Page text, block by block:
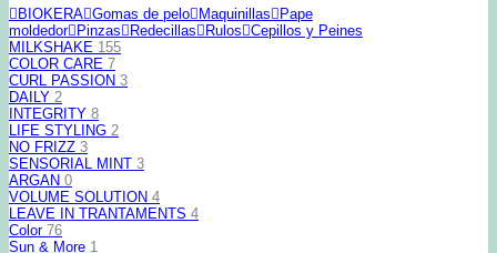
BIOKERA Gomas de pelo Maquinillas
Pape
moldedor Pinzas Redecillas Rulos Cepillos y Peines
MILKSHAKE 155
COLOR CARE 7
CURL PASSION 3
DAILY 2
INTEGRITY 8
LIFE STYLING 2
NO FRIZZ 3
SENSORIAL MINT 3
ARGAN 0
VOLUME SOLUTION 4
LEAVE IN TRANTAMENTS 4
Color 76
Sun & More 1